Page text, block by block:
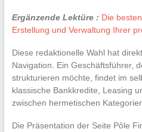
Ergänzende Lektüre : Die
Erstellung und Verwaltung Ihrer
Diese redaktionelle Wahl hat
Navigation. Ein Geschäftsführer,
strukturieren möchte, findet im
klassische Bankkredite, Leasing
zwischen hermetischen
Die Präsentation der Seite Pôle